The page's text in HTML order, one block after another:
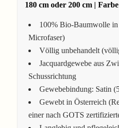
180 cm oder 200 cm |
100% Bio-Baumwolle
Microfaser)
Völlig unbehandelt
Jacquardgewebe aus
Schussrichtung
Gewebebindung: Satin
Gewebt in Österreich
einer nach GOTS